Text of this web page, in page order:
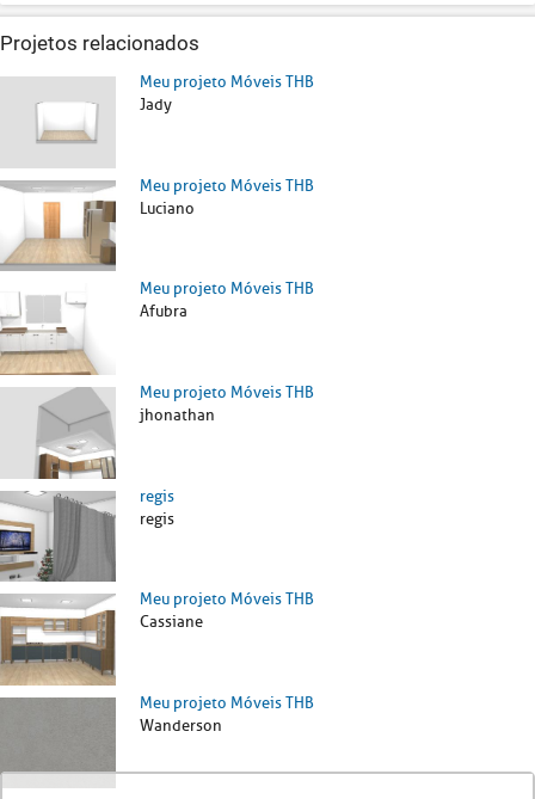
Projetos relacionados
Meu projeto Móveis THB
Jady
Meu projeto Móveis THB
Luciano
Meu projeto Móveis THB
Afubra
Meu projeto Móveis THB
jhonathan
regis
regis
Meu projeto Móveis THB
Cassiane
Meu projeto Móveis THB
Wanderson